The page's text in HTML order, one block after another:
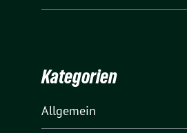
Kategorien
Allgemein